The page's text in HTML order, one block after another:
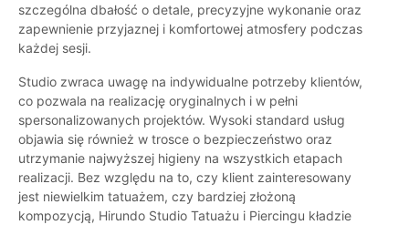
szczególna dbałość o detale, precyzyjne wykonanie oraz
zapewnienie przyjaznej i komfortowej atmosfery podczas
każdej sesji.
Studio zwraca uwagę na indywidualne potrzeby klientów,
co pozwala na realizację oryginalnych i w pełni
spersonalizowanych projektów. Wysoki standard usług
objawia się również w trosce o bezpieczeństwo oraz
utrzymanie najwyższej higieny na wszystkich etapach
realizacji. Bez względu na to, czy klient zainteresowany
jest niewielkim tatuażem, czy bardziej złożoną
kompozycją, Hirundo Studio Tatuażu i Piercingu kładzie